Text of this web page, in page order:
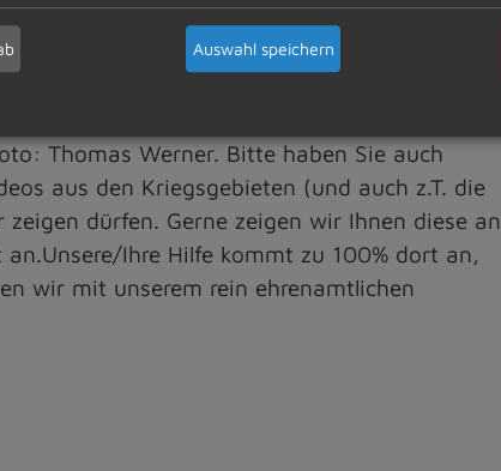
benötigten Rollstuhl samt Beinsack
Autotransport innerhalb zehn Tagen nach
der Freude und Dankbarkeit nicht
bei der Übergabe mit dem Soldaten,
Thomas Werner. Bitte haben Sie auch
aus den Kriegsgebieten (und auch z.T. die
dürfen. Gerne zeigen wir Ihnen diese an
Ihre Hilfe kommt zu 100% dort an,
wir mit unserem rein ehrenamtlichen
Auswahl speichern